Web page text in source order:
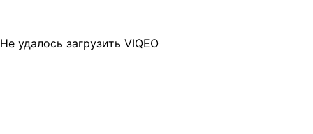
Не удалось загрузить VIQEO